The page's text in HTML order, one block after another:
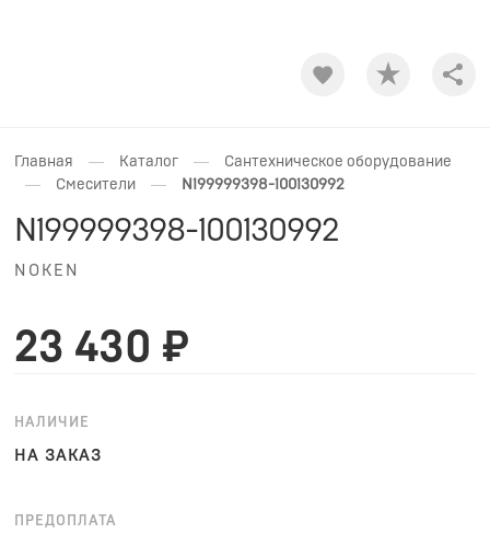
Главная — Каталог — Сантехническое оборудование
— Смесители — N199999398-100130992
N199999398-100130992
NOKEN
23 430 ₽
НАЛИЧИЕ
НА ЗАКАЗ
ПРЕДОПЛАТА